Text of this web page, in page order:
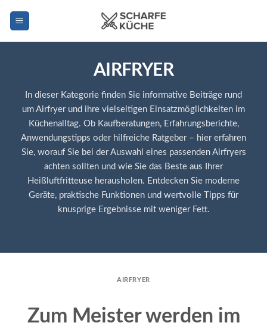
Inhalt
AIRFRYER
In dieser Kategorie finden Sie informative Beiträge rund
um Airfryer und ihre vielseitigen Einsatzmöglichkeiten im
Küchenalltag. Ob Kaufberatungen, Erfahrungsberichte,
Anwendungstipps oder hilfreiche Ratgeber – hier erfahren
Sie, worauf Sie bei der Auswahl eines passenden Airfryers
achten sollten und wie Sie das Beste aus Ihrer
Heißluftfritteuse herausholen. Entdecken Sie moderne
Geräte, praktische Funktionen und wertvolle Tipps für
knusprige Ergebnisse mit weniger Fett.
AIRFRYER
Zum Meister werden im